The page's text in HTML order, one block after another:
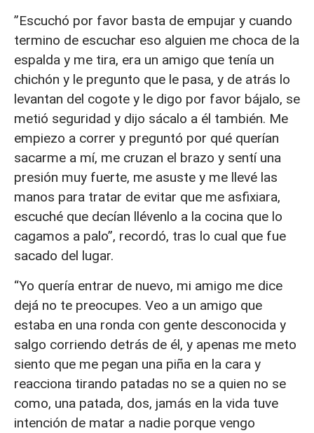
”Escuchó por favor basta de empujar y cuando
termino de escuchar eso alguien me choca de la
espalda y me tira, era un amigo que tenía un
chichón y le pregunto que le pasa, y de atrás lo
levantan del cogote y le digo por favor bájalo, se
metió seguridad y dijo sácalo a él también. Me
empiezo a correr y preguntó por qué querían
sacarme a mí, me cruzan el brazo y sentí una
presión muy fuerte, me asuste y me llevé las
manos para tratar de evitar que me asfixiara,
escuché que decían llévenlo a la cocina que lo
cagamos a palo”, recordó, tras lo cual que fue
sacado del lugar.
“Yo quería entrar de nuevo, mi amigo me dice
dejá no te preocupes. Veo a un amigo que
estaba en una ronda con gente desconocida y
salgo corriendo detrás de él, y apenas me meto
siento que me pegan una piña en la cara y
reacciona tirando patadas no se a quien no se
como, una patada, dos, jamás en la vida tuve
intención de matar a nadie porque vengo